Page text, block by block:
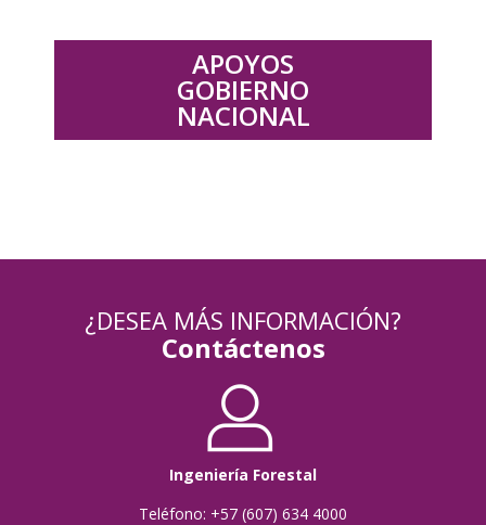
APOYOS
GOBIERNO
NACIONAL
¿DESEA MÁS INFORMACIÓN?
Contáctenos
Ingeniería Forestal
Teléfono: +57 (607) 634 4000